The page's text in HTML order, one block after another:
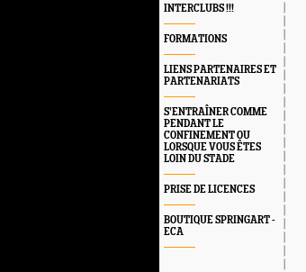
INTERCLUBS !!!
FORMATIONS
LIENS PARTENAIRES ET
PARTENARIATS
S’ENTRAÎNER COMME
PENDANT LE
CONFINEMENT OU
LORSQUE VOUS ÊTES
LOIN DU STADE
PRISE DE LICENCES
BOUTIQUE SPRINGART -
ECA